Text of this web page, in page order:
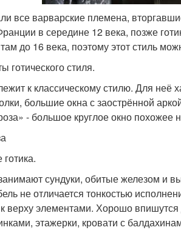
все варварские племена,
в середине 12 века, позже
до 16 века, поэтому этот стиль
готического стиля.
к классическому стилю. Для
большие окна с заострённой
- большое круглое окно похожее
сундуки, обитые железом и
не отличается тонкостью
верху элементами. Хорошо
этажерки, кровати с